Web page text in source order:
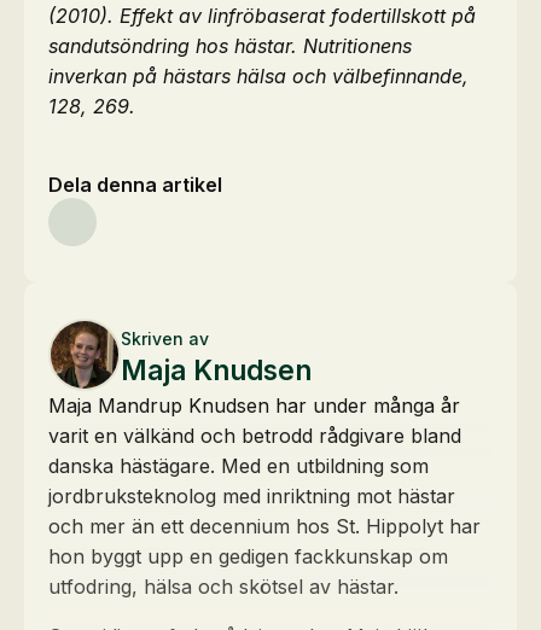
(2010). Effekt av linfröbaserat fodertillskott på
sandutsöndring hos hästar. Nutritionens
inverkan på hästars hälsa och välbefinnande,
128, 269.
Dela denna artikel
Skriven av
Maja Knudsen
Maja Mandrup Knudsen har under många år
varit en välkänd och betrodd rådgivare bland
danska hästägare. Med en utbildning som
jordbruksteknolog med inriktning mot hästar
och mer än ett decennium hos St. Hippolyt har
hon byggt upp en gedigen fackkunskap om
utfodring, hälsa och skötsel av hästar.